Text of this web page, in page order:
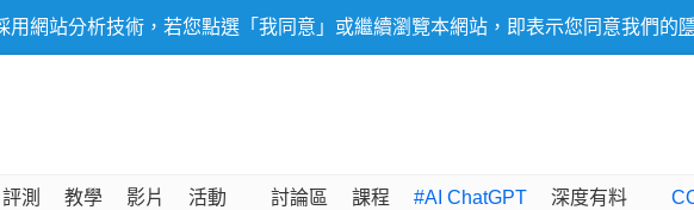
網站分析技術，若您點選「我同意」或繼續瀏覽本網站，即表示您同意我們的
評測 教學 影片 活動 討論區 課程 #AI ChatGPT 深度有料